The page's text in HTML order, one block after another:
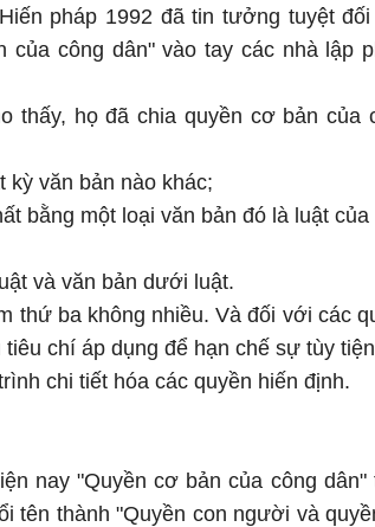
pháp 1992 đã tin tưởng tuyệt
của công dân" vào tay các nhà lập
thấy, họ đã chia quyền cơ bản của
kỳ văn bản nào khác;
bằng một loại văn bản đó là luật của
và văn bản dưới luật.
thứ ba không nhiều. Và đối với các
chí áp dụng để hạn chế sự tùy
chi tiết hóa các quyền hiến định.
nay "Quyền cơ bản của công dân"
tên thành "Quyền con người và